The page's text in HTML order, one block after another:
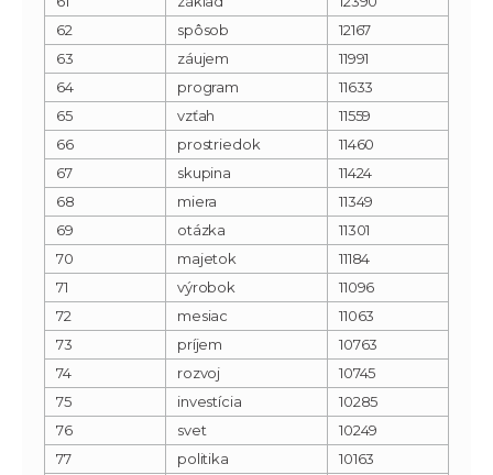
62
spôsob
12167
63
záujem
11991
64
program
11633
65
vzťah
11559
66
prostriedok
11460
67
skupina
11424
68
miera
11349
69
otázka
11301
70
majetok
11184
71
výrobok
11096
72
mesiac
11063
73
príjem
10763
74
rozvoj
10745
75
investícia
10285
76
svet
10249
77
politika
10163